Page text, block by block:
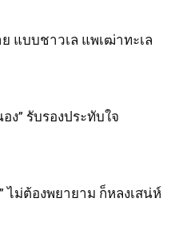
แบบชาวเล แพเฒ่าทะเล
ง” รับรองประทับใจ
ไม่ต้องพยายาม ก็หลงเสน่ห์